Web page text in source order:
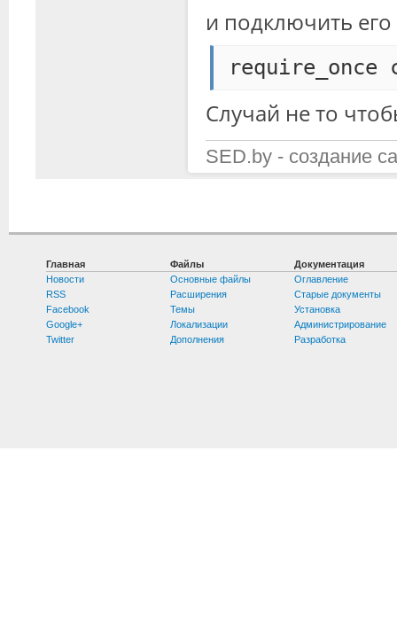
и подключить его
Случай не то
SED.by - создание
Главная
Новости
RSS
Facebook
Google+
Twitter
Файлы
Основные файлы
Расширения
Темы
Локализации
Дополнения
Документация
Оглавление
Старые документы
Установка
Администрирование
Разработка